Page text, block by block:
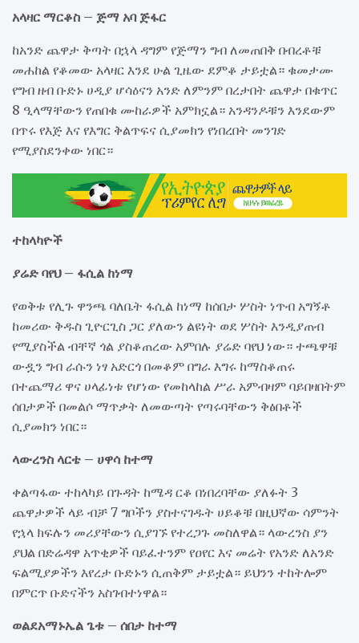
አላዛር ማርቆስ – ጅማ አባ ጅፋር
ከአንድ ጨዋታ ቅጣት በኋላ ዳግም የጅማን ግብ ለመጠበቅ በብረቶቹ
መሐከል የቆመው አላዛር እንደ ሁል ጊዜው ደምቆ ታይቷል። ቁመታሙ
የግብ ዘብ ቡድኑ ሀዲያ ሆሳዕናን አንድ ለምንም በረታበት ጨዋታ በቁጥር
8 ዒላማቸውን የጠበቁ ሙከራዎች አምክኗል። አንዳንዶቹን እንደውም
በጥሩ የእጅ እና የእግር ቅልጥፍና ሲያመክን የነበረበት መንገድ
የሚያስደንቀው ነበር።
ተከላካዮች
ያሬድ ባየህ – ፋሲል ከነማ
የወቅቱ የሊጉ ዋንጫ ባለቤት ፋሲል ከነማ ከሰበታ ሦስት ነጥብ አግኝቶ
ከመሪው ቅዱስ ጊዮርጊስ ጋር ያለውን ልዩነት ወደ ሦስት እንዲያጠብ
የሚያስችል ብቸኛ ጎል ያስቆጠረው አምበሉ ያሬድ ባየህ ነው። ተጫዋቹ
ውዷን ግብ ራሱን ነፃ አድርጎ በመቆም በግራ እግሩ ከማስቆጠሩ
በተጨማሪ ዋና ሀላፊነቱ የሆነው የመከላከል ሥራ አምብዛም ባይበዛበትም
ሰበታዎች በመልሶ ማጥቃት ለመውጣት የጣሩባቸውን ቅፅበቶች
ሲያመክን ነበር።
ላውረንስ ላርቴ – ሀዋሳ ከተማ
ቀልጣፋው ተከላካይ በጉዳት ከሜዳ ርቆ በነበረባቸው ያለፉት 3
ጨዋታዎች ላይ ብቻ 7 ግቦችን ያስተናገዱት ሀይቆቹ በዚህኛው ሳምንት
የኋላ ክፍሉን መሪያቸውን ሲያገኙ የተረጋጉ መስለዋል። ላውረንስ ያን
ያህል በድሬዳዋ አጥቂዎች ባይፈተንም የዐየር እና መሬት የአንድ ለአንድ
ፍልሚያዎችን እየረታ ቡድኑን ሲጠቅም ታይቷል። ይህንን ተከትሎም
በምርጥ ቡድናችን አስገብተነዋል።
ወልደአማኑኤል ጌቱ – ሰበታ ከተማ